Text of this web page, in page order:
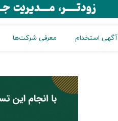
آگهی استخدام معرفی شرکت‌ها